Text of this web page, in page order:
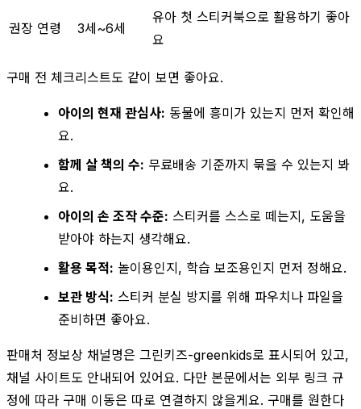
권장 연령 3세~6세
유아 첫 스티커북으로 활용하기 좋아
요
구매 전 체크리스트도 같이 보면 좋아요.
아이의 현재 관심사: 동물에 흥미가 있는지 먼저 확인해
요.
함께 살 책의 수: 무료배송 기준까지 묶을 수 있는지 봐
요.
아이의 손 조작 수준: 스티커를 스스로 떼는지, 도움을
받아야 하는지 생각해요.
활용 목적: 놀이용인지, 학습 보조용인지 먼저 정해요.
보관 방식: 스티커 분실 방지를 위해 파우치나 파일을
준비하면 좋아요.
판매처 정보상 채널명은 그린키즈-greenkids로 표시되어 있고,
채널 사이트도 안내되어 있어요. 다만 본문에서는 외부 링크 규
정에 따라 구매 이동은 따로 연결하지 않을게요. 구매를 원한다